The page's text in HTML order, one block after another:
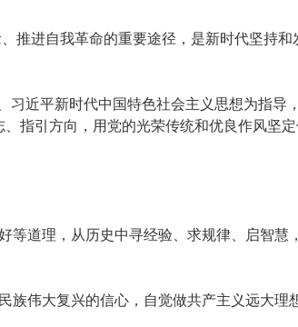
进自我革命的重要途径，是新时代坚持和
近平新时代中国特色社会主义思想为指导
、指引方向，用党的光荣传统和优良作风坚
道理，从历史中寻经验、求规律、启智慧
伟大复兴的信心，自觉做共产主义远大理